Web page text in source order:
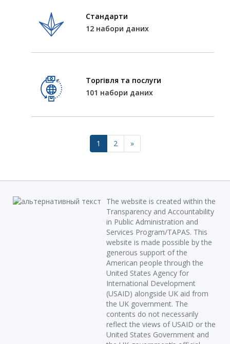
Стандарти
12 набори даних
Торгівля та послуги
101 набори даних
1 2 »
The website is created within the
Transparency and Accountability
in Public Administration and
Services Program/TAPAS. This
website is made possible by the
generous support of the
American people through the
United States Agency for
International Development
(USAID) alongside UK aid from
the UK government. The
contents do not necessarily
reflect the views of USAID or the
United States Government and